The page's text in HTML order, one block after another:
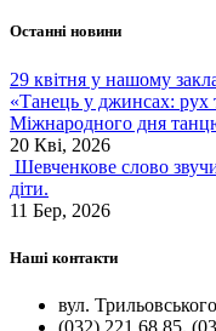
Останні новини
29 квітня у нашому
«Танець у джинсах: рух
Міжнародного дня
20 Кві, 2026
Шевченкове слово
діти.
11 Бер, 2026
Наші контакти
вул.
(032) 221 68 85,